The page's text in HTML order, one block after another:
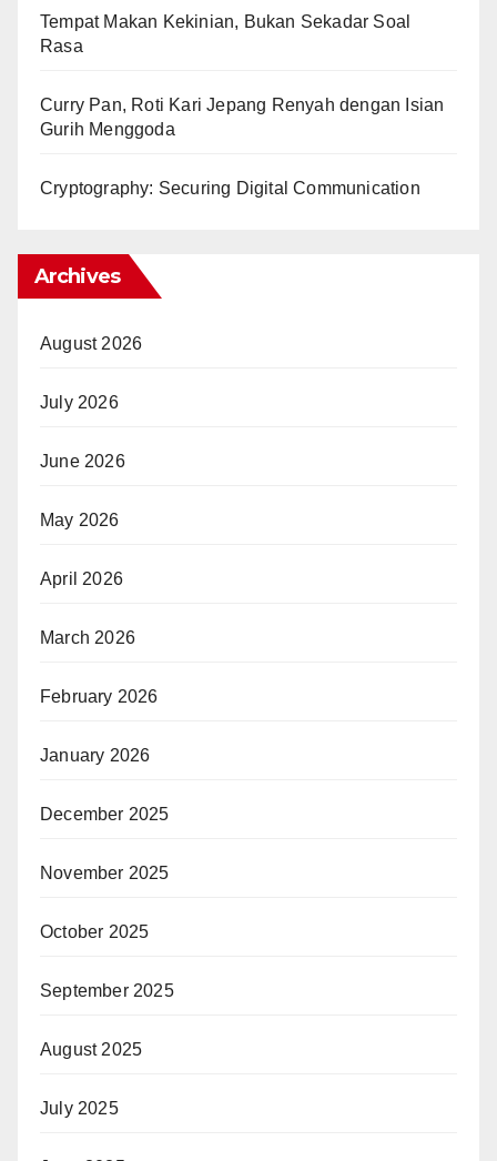
Tempat Makan Kekinian, Bukan Sekadar Soal
Rasa
Curry Pan, Roti Kari Jepang Renyah dengan Isian
Gurih Menggoda
Cryptography: Securing Digital Communication
Archives
August 2026
July 2026
June 2026
May 2026
April 2026
March 2026
February 2026
January 2026
December 2025
November 2025
October 2025
September 2025
August 2025
July 2025